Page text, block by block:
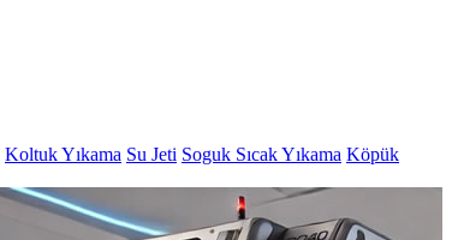
Koltuk Yıkama Su Jeti Soguk Sıcak Yıkama Köpük